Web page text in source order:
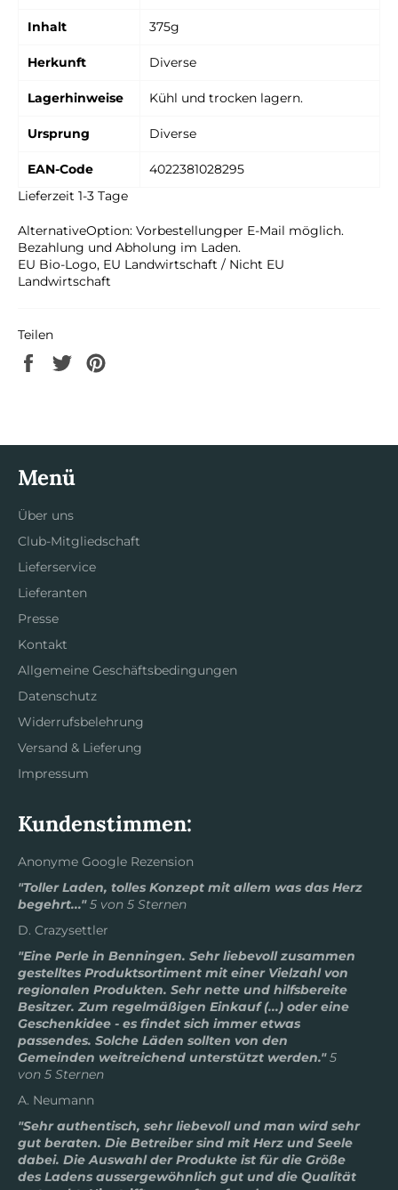
Inhalt 375g
Herkunft Diverse
Lagerhinweise Kühl und trocken lagern.
Ursprung Diverse
EAN-Code
4022381028295
Lieferzeit 1-3 Tage
AlternativeOption: Vorbestellungper E-Mail möglich.
Bezahlung und Abholung im Laden.
EU Bio-Logo, EU Landwirtschaft / Nicht EU
Landwirtschaft
Teilen
Auf
Facebook
Auf
Twitter
Menü
Über uns
Club-Mitgliedschaft
Lieferservice
Lieferanten
Presse
Kontakt
Allgemeine Geschäftsbedingungen
Datenschutz
Widerrufsbelehrung
Versand & Lieferung
Impressum
Kundenstimmen:
Anonyme Google Rezension
"Toller Laden, tolles Konzept mit allem was das Herz
begehrt..."5 von 5 Sternen
D. Crazysettler
"Eine Perle in Benningen. Sehr liebevoll zusammen
gestelltes Produktsortiment mit einer Vielzahl von
regionalen Produkten. Sehr nette und hilfsbereite
Besitzer. Zum regelmäßigen Einkauf (...) oder eine
Geschenkidee - es findet sich immer etwas
passendes. Solche Läden sollten von den
Gemeinden weitreichend unterstützt werden."5
von 5 Sternen
A. Neumann
"Sehr authentisch, sehr liebevoll und man wird sehr
gut beraten. Die Betreiber sind mit Herz und Seele
dabei. Die Auswahl der Produkte ist für die Größe
des Ladens aussergewöhnlich gut und die Qualität